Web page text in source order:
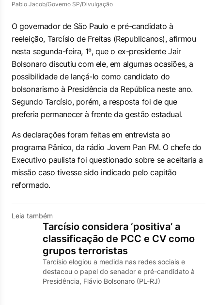
Pablo Jacob/Governo SP/Divulgação
O governador de São Paulo e pré-candidato à
reeleição, Tarcísio de Freitas (Republicanos), afirmou
nesta segunda-feira, 1º, que o ex-presidente Jair
Bolsonaro discutiu com ele, em algumas ocasiões, a
possibilidade de lançá-lo como candidato do
bolsonarismo à Presidência da República neste ano.
Segundo Tarcísio, porém, a resposta foi de que
preferia permanecer à frente da gestão estadual.
As declarações foram feitas em entrevista ao
programa Pânico, da rádio Jovem Pan FM. O chefe do
Executivo paulista foi questionado sobre se aceitaria a
missão caso tivesse sido indicado pelo capitão
reformado.
Leia também
Tarcísio considera ‘positiva’ a
classificação de PCC e CV como
grupos terroristas
Tarcísio elogiou a medida nas redes sociais e
destacou o papel do senador e pré-candidato à
Presidência, Flávio Bolsonaro (PL-RJ)